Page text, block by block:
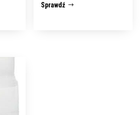
Sprawdź